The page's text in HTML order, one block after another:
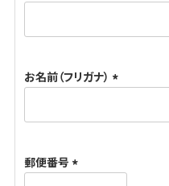
必
)
お名前（フリガナ）
必
郵便番号